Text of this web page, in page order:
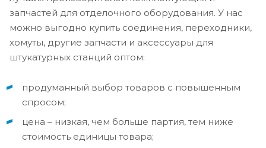
запчастей для отделочного оборудования. У нас
можно выгодно купить соединения, переходники,
хомуты, другие запчасти и аксессуары для
штукатурных станций оптом:
продуманный выбор товаров с повышенным
спросом;
цена – низкая, чем больше партия, тем ниже
стоимость единицы товара;